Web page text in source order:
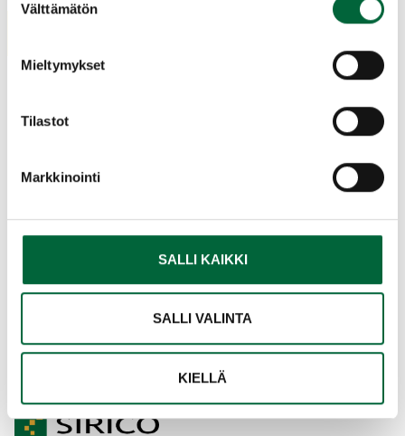
valinta
Välttämätön
Mieltymykset
Tilastot
Markkinointi
SALLI KAIKKI
SALLI VALINTA
KIELLÄ
Välkommen att bekanta dig med vår